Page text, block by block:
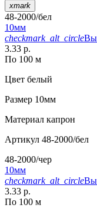
xmark
48-2000/бел
10мм
checkmark_alt_circle
3.33 р.
По 100 м
Цвет белый
Размер 10мм
Материал капрон
Артикул 48-2000/бел
48-2000/чер
10мм
checkmark_alt_circle
3.33 р.
По 100 м